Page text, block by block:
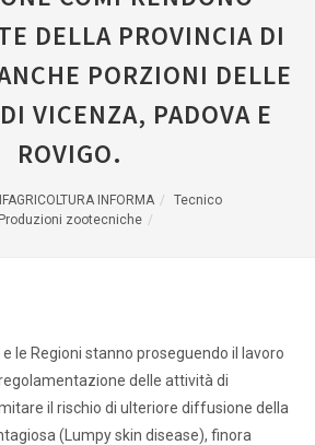
DELLA PROVINCIA DI
PORZIONI DELLE
VICENZA, PADOVA E
ROVIGO.
INFORMA
Tecnico
Produzioni zootecniche
e le Regioni stanno proseguendo il lavoro
delle attività di
il rischio di ulteriore diffusione della
(Lumpy skin disease), finora